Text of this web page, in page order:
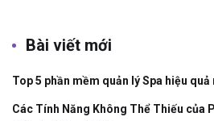
Bài viết mới
Top 5 phần mềm quản lý Spa hiệu quả
Các Tính Năng Không Thể Thiếu của